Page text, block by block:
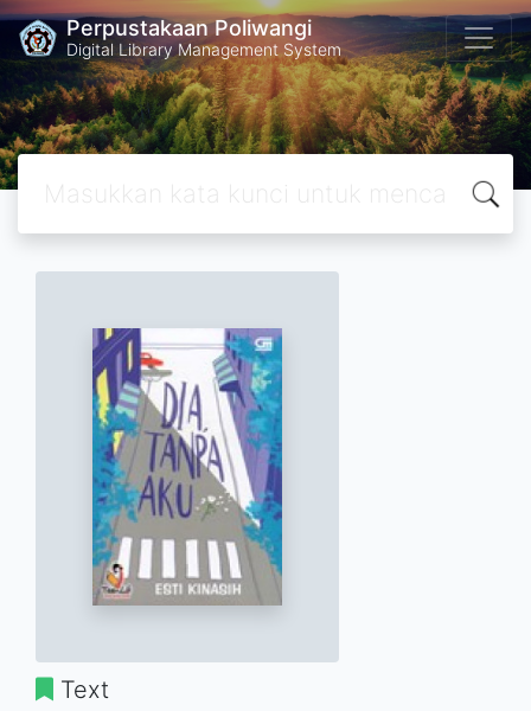
Perpustakaan Poliwangi
Digital Library Management System
Text